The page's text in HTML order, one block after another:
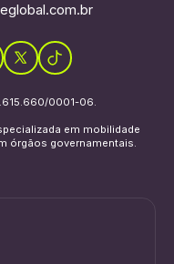
0001-06.
em mobilidade
órgãos governamentais.